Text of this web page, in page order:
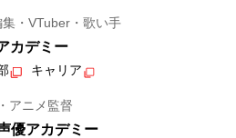
・VTuber・歌い手
カデミー
キャリア
アニメ監督
優アカデミー